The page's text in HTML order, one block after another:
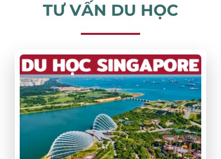
TƯ VẤN DU HỌC